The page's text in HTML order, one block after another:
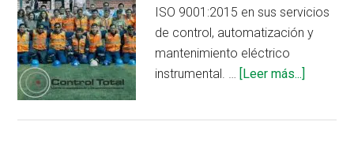
ISO 9001:2015 en sus servicios
de control, automatización y
mantenimiento eléctrico
instrumental. … [Leer más...]